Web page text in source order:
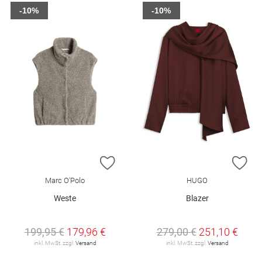
ZUR WUNSCHLISTE HINZUFÜGEN
Marc O'Polo
Weste
199,95 € 179,96 €
inkl. MwSt. zzgl. Versand
-10%
HUGO
Blazer
279,00 € 251,10 €
inkl. MwSt. zzgl. Versand
-10%